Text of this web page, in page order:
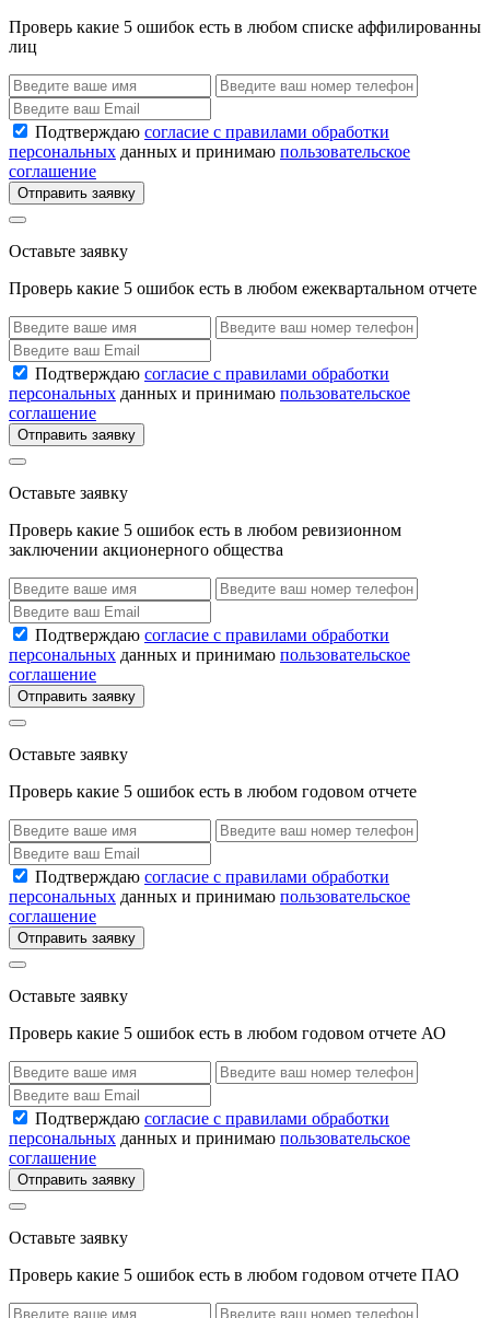
Проверь какие 5 ошибок есть в любом списке аффилированны
лиц
Подтверждаю согласие с правилами обработки
персональных данных и принимаю пользовательское
соглашение
Отправить заявку
Оставьте заявку
Проверь какие 5 ошибок есть в любом ежеквартальном отчете
Подтверждаю согласие с правилами обработки
персональных данных и принимаю пользовательское
соглашение
Отправить заявку
Оставьте заявку
Проверь какие 5 ошибок есть в любом ревизионном
заключении акционерного общества
Подтверждаю согласие с правилами обработки
персональных данных и принимаю пользовательское
соглашение
Отправить заявку
Оставьте заявку
Проверь какие 5 ошибок есть в любом годовом отчете
Подтверждаю согласие с правилами обработки
персональных данных и принимаю пользовательское
соглашение
Отправить заявку
Оставьте заявку
Проверь какие 5 ошибок есть в любом годовом отчете АО
Подтверждаю согласие с правилами обработки
персональных данных и принимаю пользовательское
соглашение
Отправить заявку
Оставьте заявку
Проверь какие 5 ошибок есть в любом годовом отчете ПАО